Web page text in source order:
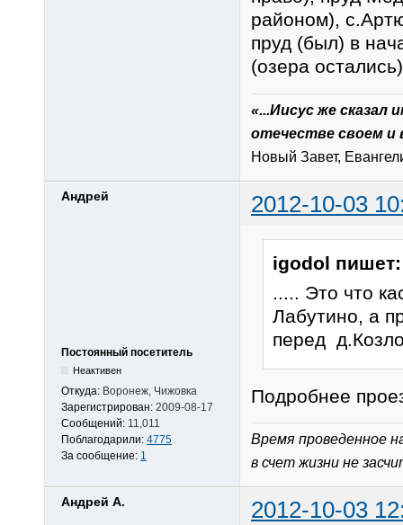
районом),
пруд (был) в
(озера
«...Иисус же сказал
отечестве своем и
Новый Завет,
Андрей 2012-10-03
Постоянный посетитель
Неактивен
Откуда: Воронеж, Чижовка
Зарегистрирован: 2009-08-17
Сообщений: 11,011
Поблагодарили: 4775
За сообщение: 1
igodol пишет:
..... Это что
Лабутино, а
перед
Подробнее
Время проведенное
в счет жизни не
Андрей А. 2012-10-03